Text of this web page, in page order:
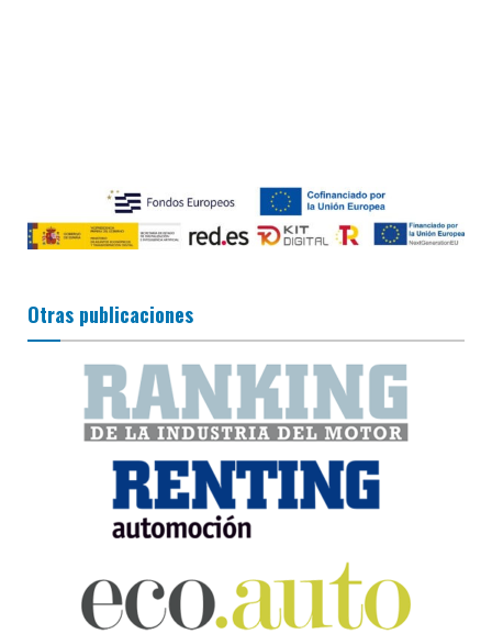
Otras publicaciones